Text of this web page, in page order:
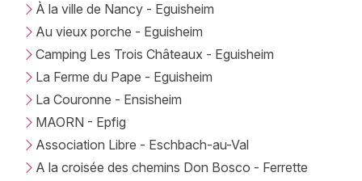
À la ville de Nancy - Eguisheim
Au vieux porche - Eguisheim
Camping Les Trois Châteaux - Eguisheim
La Ferme du Pape - Eguisheim
La Couronne - Ensisheim
MAORN - Epfig
Association Libre - Eschbach-au-Val
A la croisée des chemins Don Bosco - Ferrette